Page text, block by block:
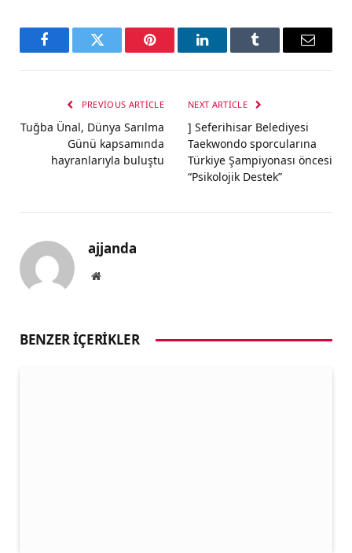
FacebookTwitter Pinterest LinkedInTumblr Email
PREVIOUS ARTICLE
Tuğba Ünal, Dünya Sarılma
Günü kapsamında
hayranlarıyla buluştu
NEXT ARTICLE
] Seferihisar Belediyesi
Taekwondo sporcularına
Türkiye Şampiyonası öncesi
“Psikolojik Destek”
ajjanda
Website
BENZER İÇERIKLER